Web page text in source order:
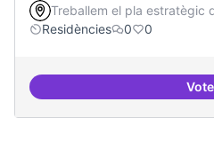
Treballem el pla estratègic
Residències
0 0
Vote